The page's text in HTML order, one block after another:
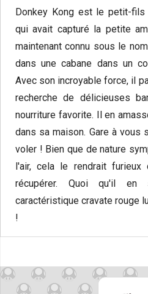
Donkey Kong est le petit-fils
qui avait capturé la petite
maintenant connu sous le
dans une cabane dans un
Avec son incroyable force, il
recherche de délicieuses
nourriture favorite. Il en
dans sa maison. Gare à
voler ! Bien que de nature
l'air, cela le rendrait
récupérer. Quoi qu'il
caractéristique cravate rouge
!